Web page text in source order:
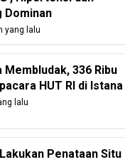
Dominan
yang lalu
336 Ribu
HUT RI di Istana
lalu
Penataan Situ